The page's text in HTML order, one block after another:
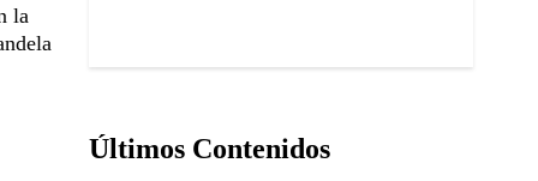
la
Últimos Contenidos